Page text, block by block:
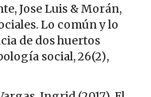
Jose Luis & Morán,
Lo común y lo
de dos huertos
social, 26(2),